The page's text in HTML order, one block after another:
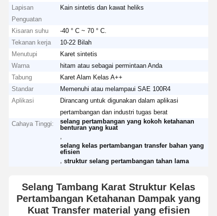
Lapisan
Penguatan
Kain sintetis dan kawat heliks
Kisaran suhu
-40 ° C ~ 70 ° C.
Tekanan kerja
10-22 Bilah
Menutupi
Karet sintetis
Warna
hitam atau sebagai permintaan Anda
Tabung
Karet Alam Kelas A++
Standar
Memenuhi atau melampaui SAE 100R4
Aplikasi
Dirancang untuk digunakan dalam aplikasi
pertambangan dan industri tugas berat
Cahaya Tinggi:
selang pertambangan yang kokoh ketahanan
benturan yang kuat
selang kelas pertambangan transfer bahan yang
efisien
,struktur selang pertambangan tahan lama
Selang Tambang Karat Struktur Kelas
Pertambangan Ketahanan Dampak yang
Kuat Transfer material yang efisien